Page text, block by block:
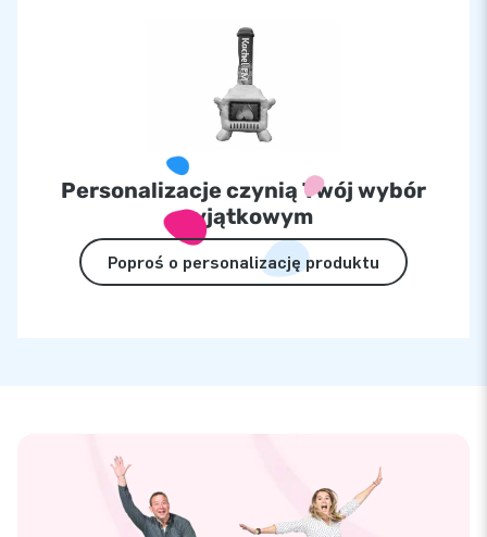
Personalizacje czynią Twój wybór
wyjątkowym
Poproś o personalizację produktu